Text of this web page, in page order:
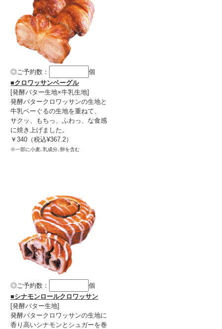
◎ご予約数：
個
■クロワッサンベーグル
[発酵バター生地×牛乳生地]
発酵バタークロワッサンの生地と
牛乳ベーぐるの生地を重ねて、
サクッ、もちっ、ふわっ、な食感
に焼き上げました。
￥340（税込¥367.2）
※一部に小麦､乳成分､卵を含む
◎ご予約数：
個
■シナモンロールクロワッサン
[発酵バター生地]
発酵バタークロワッサンの生地に
香り高いシナモンとシュガーを巻